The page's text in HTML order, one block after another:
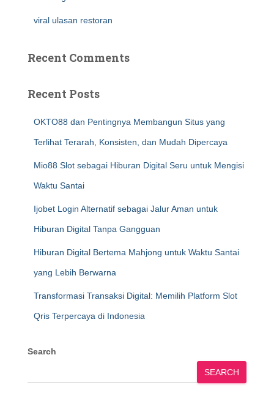
viral ulasan restoran
Recent Comments
Recent Posts
OKTO88 dan Pentingnya Membangun Situs yang
Terlihat Terarah, Konsisten, dan Mudah Dipercaya
Mio88 Slot sebagai Hiburan Digital Seru untuk Mengisi
Waktu Santai
Ijobet Login Alternatif sebagai Jalur Aman untuk
Hiburan Digital Tanpa Gangguan
Hiburan Digital Bertema Mahjong untuk Waktu Santai
yang Lebih Berwarna
Transformasi Transaksi Digital: Memilih Platform Slot
Qris Terpercaya di Indonesia
Search
SEARCH